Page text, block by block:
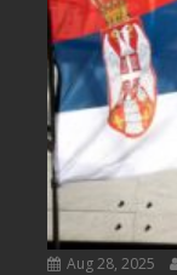
Aug 28, 2025